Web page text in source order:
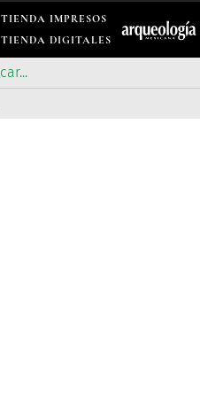
TIENDA IMPRESOS
TIENDA DIGITALES